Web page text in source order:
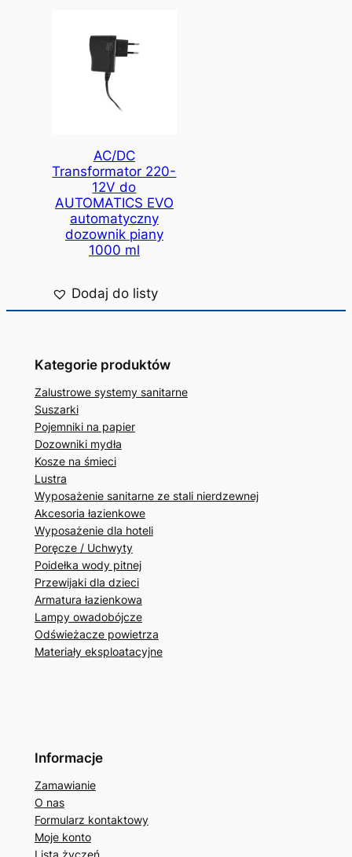
AC/DC
Transformator 220-
12V do
AUTOMATICS EVO
automatyczny
dozownik piany
1000 ml
Dodaj do listy
Kategorie produktów
Zalustrowe systemy sanitarne
Suszarki
Pojemniki na papier
Dozowniki mydła
Kosze na śmieci
Lustra
Wyposażenie sanitarne ze stali nierdzewnej
Akcesoria łazienkowe
Wyposażenie dla hoteli
Poręcze / Uchwyty
Poidełka wody pitnej
Przewijaki dla dzieci
Armatura łazienkowa
Lampy owadobójcze
Odświeżacze powietrza
Materiały eksploatacyjne
Informacje
Zamawianie
O nas
Formularz kontaktowy
Moje konto